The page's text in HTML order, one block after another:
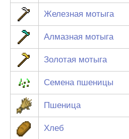
Железная мотыга
Алмазная мотыга
Золотая мотыга
Семена пшеницы
Пшеница
Хлеб